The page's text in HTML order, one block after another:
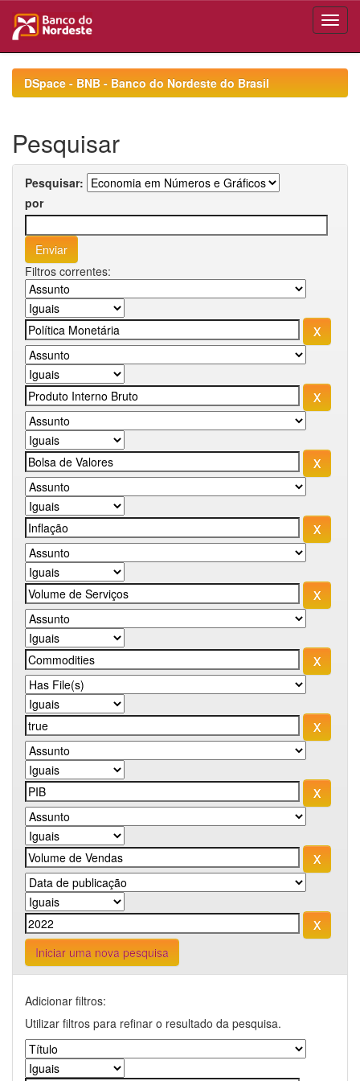
navigationDSpace - BNB - Banco do Nordeste do Brasil
Pesquisar
Pesquisar:
por
Filtros correntes:
Iniciar uma nova pesquisa
Adicionar filtros:
Utilizar filtros para refinar o resultado da pesquisa.